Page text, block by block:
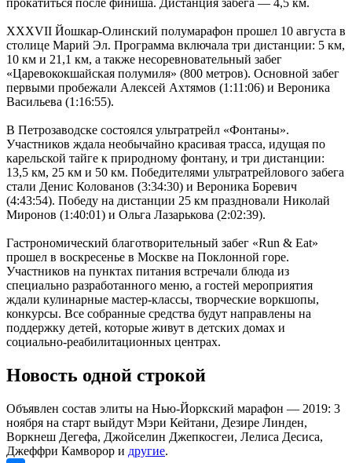
XXXVII Йошкар-Олинский полумарафон прошел 10 августа в
столице Марий Эл. Программа включала три дистанции: 5 км,
10 км и 21,1 км, а также несоревновательный забег
«Царевококшайская полумиля» (800 метров). Основной забег
первыми пробежали Алексей Ахтямов (1:11:06) и Вероника
Васильева (1:16:55).
В Петрозаводске состоялся ультратрейл «Фонтаны».
Участников ждала необычайно красивая трасса, идущая по
карельской тайге к природному фонтану, и три дистанции:
13,5 км, 25 км и 50 км. Победителями ультратрейлового забега
стали Денис Колованов (3:34:30) и Вероника Боревич
(4:43:54). Победу на дистанции 25 км праздновали Николай
Миронов (1:40:01) и Ольга Лазарькова (2:02:39).
Гастрономический благотворительный забег «Run & Eat»
прошел в воскресенье в Москве на Поклонной горе.
Участников на пунктах питания встречали блюда из
специально разработанного меню, а гостей мероприятия
ждали кулинарные мастер-классы, творческие воркшопы,
конкурсы. Все собранные средства будут направлены на
поддержку детей, которые живут в детских домах и
социально-реабилитационных центрах.
Новость одной строкой
Объявлен состав элиты на Нью-Йоркский марафон — 2019: 3
ноября на старт выйдут Мэри Кейтани, Дезире Линден,
Воркнеш Дегефа, Джойселин Джепкосгеи, Лелиса Десиса,
Джеффри Камворор и другие.